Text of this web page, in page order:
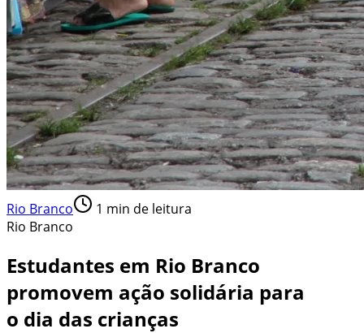
Rio Branco 1 min de leitura
Rio Branco
Estudantes em Rio Branco
promovem ação solidária para
o dia das crianças